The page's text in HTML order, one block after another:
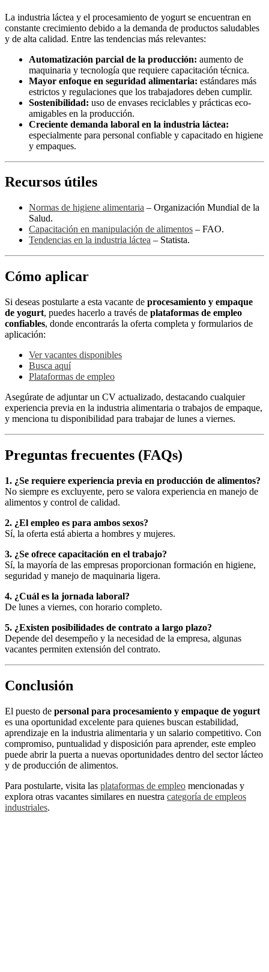
La industria láctea y el procesamiento de yogurt se encuentran en
constante crecimiento debido a la demanda de productos saludables
y de alta calidad. Entre las tendencias más relevantes:
Automatización parcial de la producción: aumento de
maquinaria y tecnología que requiere capacitación técnica.
Mayor enfoque en seguridad alimentaria: estándares más
estrictos y regulaciones que los trabajadores deben cumplir.
Sostenibilidad: uso de envases reciclables y prácticas eco-
amigables en la producción.
Creciente demanda laboral en la industria láctea:
especialmente para personal confiable y capacitado en higiene
y empaques.
Recursos útiles
Normas de higiene alimentaria – Organización Mundial de la
Salud.
Capacitación en manipulación de alimentos – FAO.
Tendencias en la industria láctea – Statista.
Cómo aplicar
Si deseas postularte a esta vacante de procesamiento y empaque
de yogurt, puedes hacerlo a través de plataformas de empleo
confiables, donde encontrarás la oferta completa y formularios de
aplicación:
Ver vacantes disponibles
Busca aquí
Plataformas de empleo
Asegúrate de adjuntar un CV actualizado, destacando cualquier
experiencia previa en la industria alimentaria o trabajos de empaque,
y menciona tu disponibilidad para trabajar de lunes a viernes.
Preguntas frecuentes (FAQs)
1. ¿Se requiere experiencia previa en producción de alimentos?
No siempre es excluyente, pero se valora experiencia en manejo de
alimentos y control de calidad.
2. ¿El empleo es para ambos sexos?
Sí, la oferta está abierta a hombres y mujeres.
3. ¿Se ofrece capacitación en el trabajo?
Sí, la mayoría de las empresas proporcionan formación en higiene,
seguridad y manejo de maquinaria ligera.
4. ¿Cuál es la jornada laboral?
De lunes a viernes, con horario completo.
5. ¿Existen posibilidades de contrato a largo plazo?
Depende del desempeño y la necesidad de la empresa, algunas
vacantes permiten extensión del contrato.
Conclusión
El puesto de personal para procesamiento y empaque de yogurt
es una oportunidad excelente para quienes buscan estabilidad,
aprendizaje en la industria alimentaria y un salario competitivo. Con
compromiso, puntualidad y disposición para aprender, este empleo
puede abrir la puerta a nuevas oportunidades dentro del sector lácteo
y de producción de alimentos.
Para postularte, visita las plataformas de empleo mencionadas y
explora otras vacantes similares en nuestra categoría de empleos
industriales.